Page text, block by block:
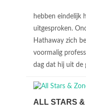
hebben eindelijk
uitgesproken.
Hathaway zich
voormalig
dag dat hij uit de
ALL STARS &